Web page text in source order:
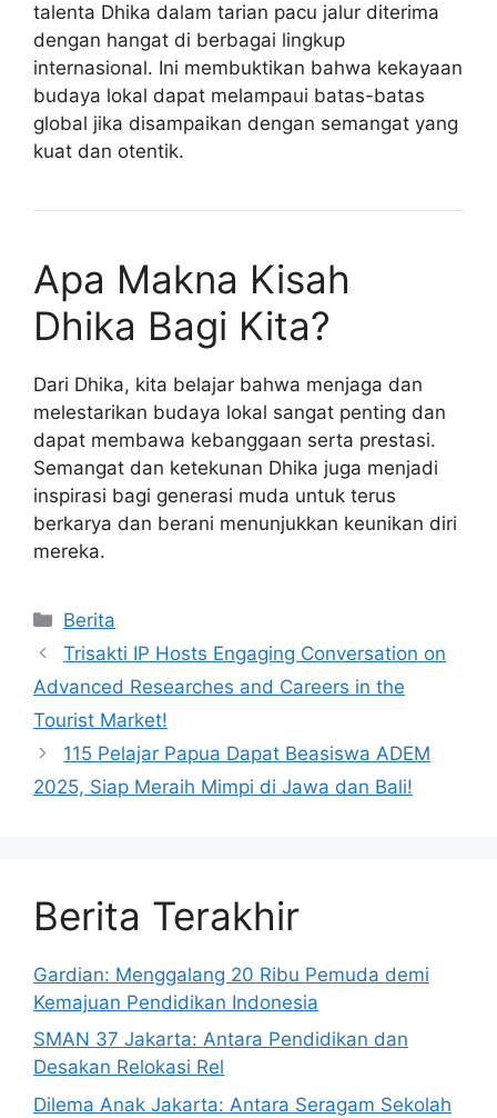
talenta Dhika dalam tarian pacu jalur diterima
dengan hangat di berbagai lingkup
internasional. Ini membuktikan bahwa kekayaan
budaya lokal dapat melampaui batas-batas
global jika disampaikan dengan semangat yang
kuat dan otentik.
Apa Makna Kisah
Dhika Bagi Kita?
Dari Dhika, kita belajar bahwa menjaga dan
melestarikan budaya lokal sangat penting dan
dapat membawa kebanggaan serta prestasi.
Semangat dan ketekunan Dhika juga menjadi
inspirasi bagi generasi muda untuk terus
berkarya dan berani menunjukkan keunikan diri
mereka.
Kategori
Berita
Trisakti IP Hosts Engaging Conversation on
Advanced Researches and Careers in the
Tourist Market!
115 Pelajar Papua Dapat Beasiswa ADEM
2025, Siap Meraih Mimpi di Jawa dan Bali!
Berita Terakhir
Gardian: Menggalang 20 Ribu Pemuda demi
Kemajuan Pendidikan Indonesia
SMAN 37 Jakarta: Antara Pendidikan dan
Desakan Relokasi Rel
Dilema Anak Jakarta: Antara Seragam Sekolah